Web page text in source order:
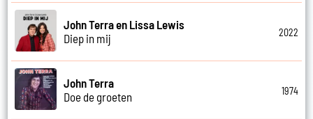
John Terra en Lissa Lewis
Diep in mij
2022
John Terra
Doe de groeten
1974